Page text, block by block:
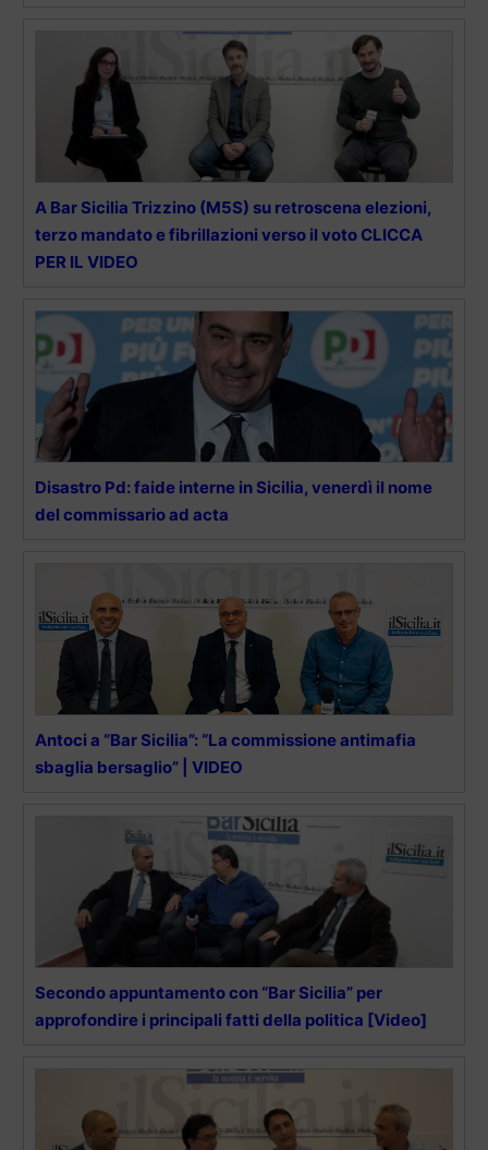
A Bar Sicilia Trizzino (M5S) su retroscena elezioni,
terzo mandato e fibrillazioni verso il voto CLICCA
PER IL VIDEO
Disastro Pd: faide interne in Sicilia, venerdì il nome
del commissario ad acta
Antoci a “Bar Sicilia”: “La commissione antimafia
sbaglia bersaglio” | VIDEO
Secondo appuntamento con “Bar Sicilia” per
approfondire i principali fatti della politica [Video]